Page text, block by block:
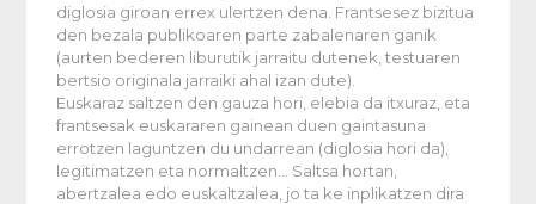
diglosia giroan errex ulertzen dena. Frantsesez bizitua
den bezala publikoaren parte zabalenaren ganik
(aurten bederen liburutik jarraitu dutenek, testuaren
bertsio originala jarraiki ahal izan dute).
Euskaraz saltzen den gauza hori, elebia da itxuraz, eta
frantsesak euskararen gainean duen gaintasuna
errotzen laguntzen du undarrean (diglosia hori da),
legitimatzen eta normaltzen… Saltsa hortan,
abertzalea edo euskaltzalea, jo ta ke inplikatzen dira